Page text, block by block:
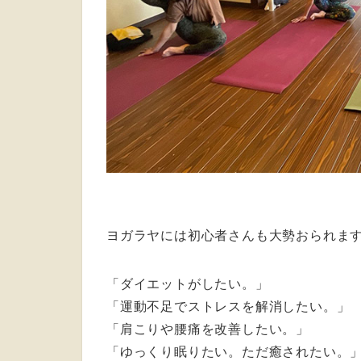
ヨガラヤには初心者さんも大勢おられま
「ダイエットがしたい。」
「運動不足でストレスを解消したい。」
「肩こりや腰痛を改善したい。」
「ゆっくり眠りたい。ただ癒されたい。